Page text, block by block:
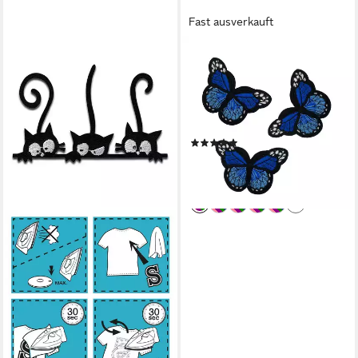
Fast ausverkauft
Aufnäher 3 Schmetterling
Aufbügler, Applikation,
48x70mm, freie Farbwahl,
saphirblau
3,90 €
(1,30 €/ 1 Stk)
lieferbar - in 2-3 Werktagen bei dir